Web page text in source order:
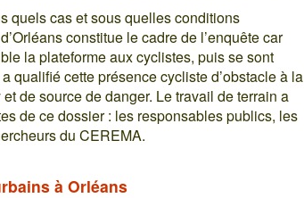
quels cas et sous quelles conditions
constitue le cadre de l’enquête car
la plateforme aux cyclistes, puis se sont
qualifié cette présence cycliste d’obstacle à la
de source de danger. Le travail de terrain a
de ce dossier : les responsables publics, les
du CEREMA.
à Orléans